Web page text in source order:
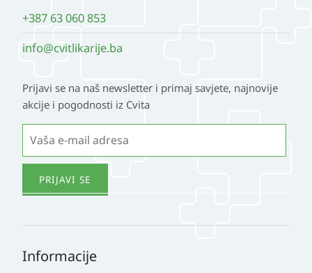
+387 63 060 853
info@cvitlikarije.ba
Prijavi se na naš newsletter i primaj savjete, najnovije
akcije i pogodnosti iz Cvita
Informacije